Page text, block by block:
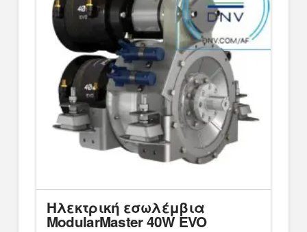
Ηλεκτρική εσωλέμβια
ModularMaster 40W EVO